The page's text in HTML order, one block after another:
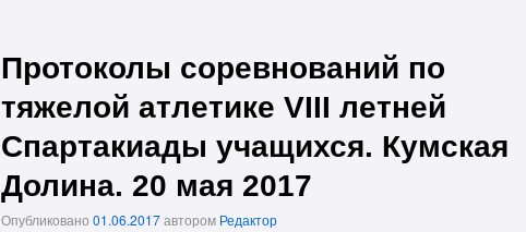
Протоколы соревнований по
тяжелой атлетике VIII летней
Спартакиады учащихся. Кумская
Долина. 20 мая 2017
Опубликовано 01.06.2017автором Редактор